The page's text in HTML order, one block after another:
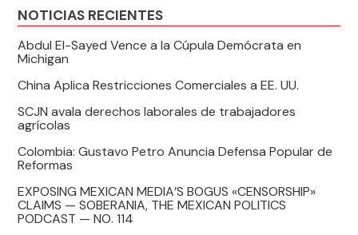
NOTICIAS RECIENTES
Abdul El-Sayed Vence a la Cúpula Demócrata en
Michigan
China Aplica Restricciones Comerciales a EE. UU.
SCJN avala derechos laborales de trabajadores
agrícolas
Colombia: Gustavo Petro Anuncia Defensa Popular de
Reformas
EXPOSING MEXICAN MEDIA’S BOGUS «CENSORSHIP»
CLAIMS — SOBERANIA, THE MEXICAN POLITICS
PODCAST — NO. 114